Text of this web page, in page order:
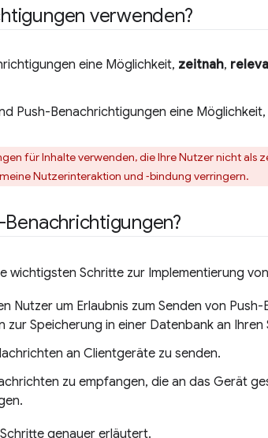
verwenden?
eine Möglichkeit, zeitnah,
Push-Benachrichtigungen eine
für Inhalte verwenden, die Ihre Nutzer nicht als
Nutzerinteraktion und ‑bindung verringern.
wichtigsten Schritte zur Implementierung
Nutzer um Erlaubnis zum Senden von
Speicherung in einer Datenbank an Ihren
an Clientgeräte zu senden.
zu empfangen, die an das Gerät
genauer erläutert.